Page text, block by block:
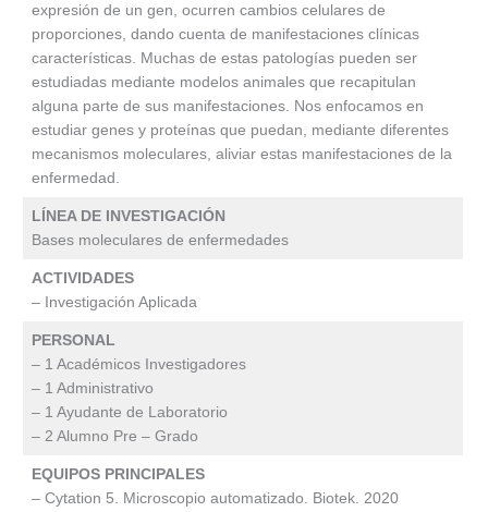
expresión de un gen, ocurren cambios celulares de
proporciones, dando cuenta de manifestaciones clínicas
características. Muchas de estas patologías pueden ser
estudiadas mediante modelos animales que recapitulan
alguna parte de sus manifestaciones. Nos enfocamos en
estudiar genes y proteínas que puedan, mediante diferentes
mecanismos moleculares, aliviar estas manifestaciones de la
enfermedad.
LÍNEA DE INVESTIGACIÓN
Bases moleculares de enfermedades
ACTIVIDADES
– Investigación Aplicada
PERSONAL
– 1 Académicos Investigadores
– 1 Administrativo
– 1 Ayudante de Laboratorio
– 2 Alumno Pre – Grado
EQUIPOS PRINCIPALES
– Cytation 5. Microscopio automatizado. Biotek. 2020